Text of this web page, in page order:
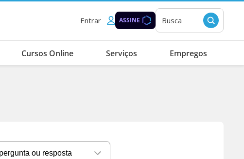
Entrar ASSINE Busca
Cursos Online Serviços Empregos